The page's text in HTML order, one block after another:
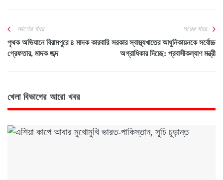
আগের খবর
পৃথক অভিযানে বিরামপুরে ৪ মাদক কারবারি
গ্রেফতার, মাদক জব্দ
পরের খবর
সরকার স্বাস্থ্যখাতের আধুনিকায়নকে সর্বোচ্চ
অগ্রাধিকার দিচ্ছে: প্রবাসীকল্যাণ মন্ত্রী
খেলা বিভাগের আরো খবর